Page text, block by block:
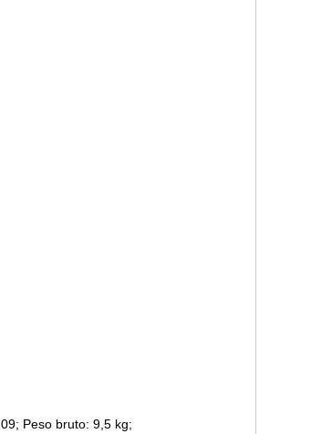
Peso bruto: 9,5 kg;